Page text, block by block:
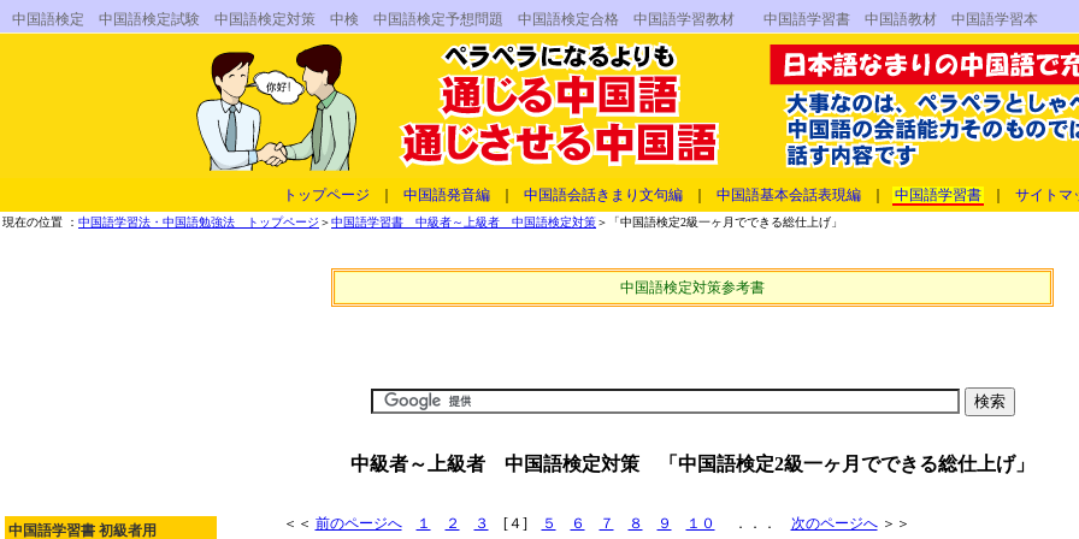
中国語検定 中国語検定試験 中国語検定対策 中検 中国語検定予想問題 中国語検定合格 中国語学習教材 中国語学習書 中国語教材 中国語学習本
トップページ 中国語発音編 中国語会話きまり文句編 中国語基本会話表現編 中国語学習書 サイトマ
現在の位置 ： 中国語学習法・中国語勉強法 トップページ ＞中国語学習書 中級者～上級者 中国語検定対策＞「中国語検定2級一ヶ月でできる総仕上げ」
中国語検定対策参考書
中級者～上級者 中国語検定対策 「中国語検定2級一ヶ月でできる総仕上げ」
中国語学習書 初級者用 ＜＜ 前のページへ １ ２ ３ [４] ５ ６ ７ ８ ９ １０ ．．． 次のページへ＞＞